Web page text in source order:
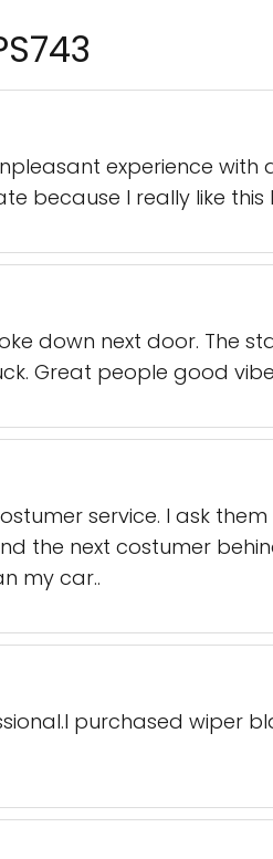
experience
because I really like
down next door. The
Great people good
service. I ask
the next costumer
my car..
purchased wiper